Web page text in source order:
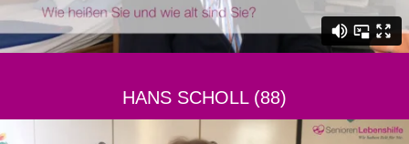
HANS SCHOLL (88)